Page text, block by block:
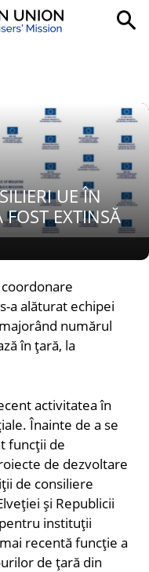
UE ÎN
EXTINSĂ
a alăturat echipei
numărul
în țară, la
activitatea în
Înainte de a se
funcții de
de dezvoltare
de consiliere
și Republicii
instituții
recentă funcție a
de țară din